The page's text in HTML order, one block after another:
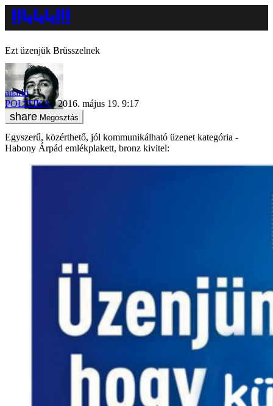
Ezt üzenjük Brüsszelnek
anarki
POLITIKA
2016. május 19. 9:17
Megosztás
Egyszerű, közérthető, jól kommunikálható üzenet kategória -
Habony Árpád emlékplakett, bronz kivitel: